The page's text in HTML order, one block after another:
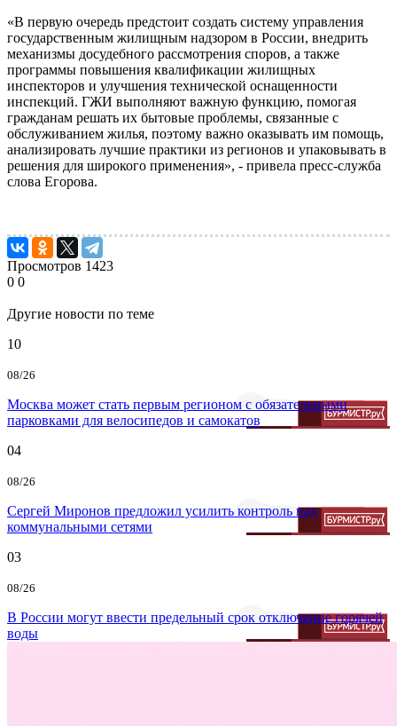
«В первую очередь предстоит создать систему управления
государственным жилищным надзором в России, внедрить
механизмы досудебного рассмотрения споров, а также
программы повышения квалификации жилищных
инспекторов и улучшения технической оснащенности
инспекций. ГЖИ выполняют важную функцию, помогая
гражданам решать их бытовые проблемы, связанные с
обслуживанием жилья, поэтому важно оказывать им помощь,
анализировать лучшие практики из регионов и упаковывать в
решения для широкого применения», - привела пресс-служба
слова Егорова.
Просмотров 1423
0 0
Другие новости по теме
10
08/26
Москва может стать первым регионом с обязательными
парковками для велосипедов и самокатов
04
08/26
Сергей Миронов предложил усилить контроль над
коммунальными сетями
03
08/26
В России могут ввести предельный срок отключение горячей
воды